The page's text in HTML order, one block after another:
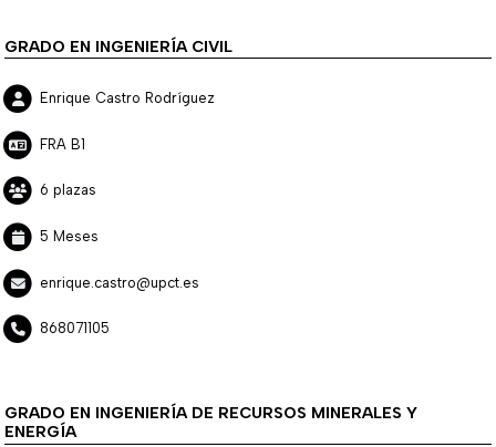
GRADO EN INGENIERÍA CIVIL
Enrique Castro Rodríguez
FRA B1
6 plazas
5 Meses
enrique.castro@upct.es
868071105
GRADO EN INGENIERÍA DE RECURSOS MINERALES Y
ENERGÍA